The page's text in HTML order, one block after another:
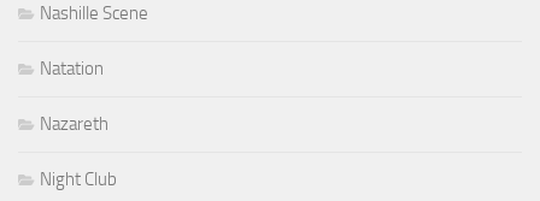
Nashille Scene
Natation
Nazareth
Night Club